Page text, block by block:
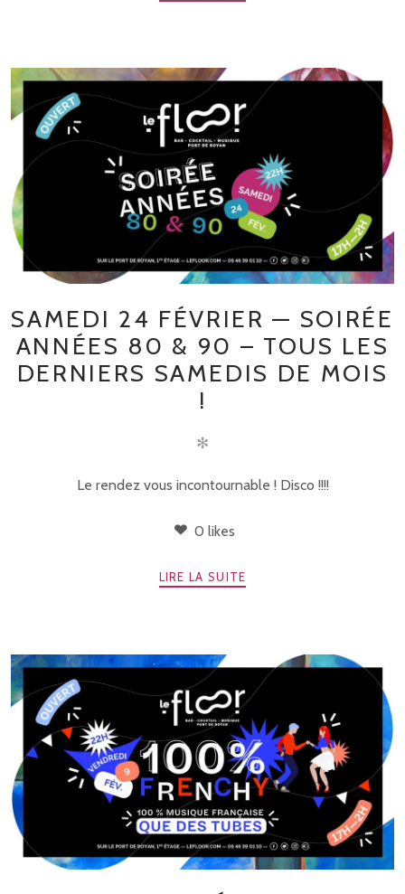
SAMEDI 24 FÉVRIER — SOIRÉE
ANNÉES 80 & 90 – TOUS LES
DERNIERS SAMEDIS DE MOIS
!
✻
Le rendez vous incontournable ! Disco !!!!
0 likes
LIRE LA SUITE